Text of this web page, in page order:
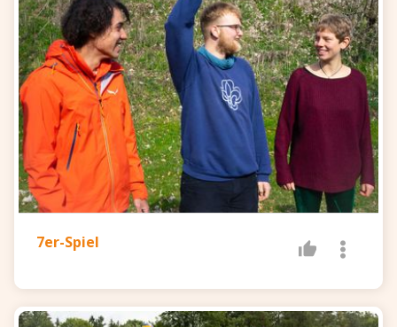
7er-Spiel